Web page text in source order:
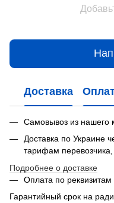
Доставка
Самовывоз из нашего
Доставка по Украине
тарифам
Подробнее о доставке
Оплата по реквизитам
Гарантийный срок на